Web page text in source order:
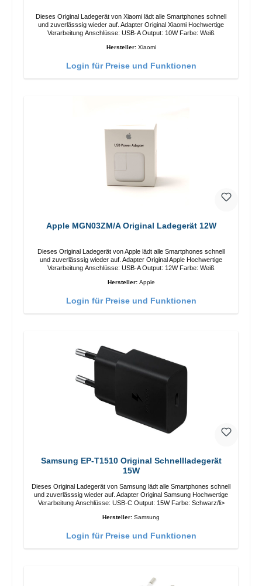
Dieses Original Ladegerät von Xiaomi lädt alle Smartphones schnell
und zuverlässsig wieder auf. Adapter Original Xiaomi Hochwertige
Verarbeitung Anschlüsse: USB-A Output: 10W Farbe: Weiß
Hersteller: Xiaomi
Login für Preise und Funktionen
Apple MGN03ZM/A Original Ladegerät 12W
Dieses Original Ladegerät von Apple lädt alle Smartphones schnell
und zuverlässsig wieder auf. Adapter Original Apple Hochwertige
Verarbeitung Anschlüsse: USB-A Output: 12W Farbe: Weiß
Hersteller: Apple
Login für Preise und Funktionen
Samsung EP-T1510 Original Schnellladegerät
15W
Dieses Original Ladegerät von Samsung lädt alle Smartphones schnell
und zuverlässsig wieder auf. Adapter Original Samsung Hochwertige
Verarbeitung Anschlüsse: USB-C Output: 15W Farbe: Schwarz/li>
Hersteller: Samsung
Login für Preise und Funktionen